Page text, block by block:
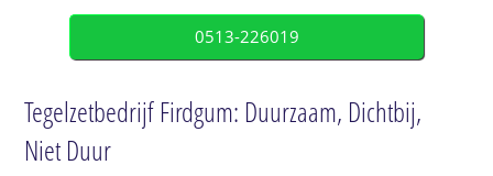
0513-226019
Tegelzetbedrijf Firdgum: Duurzaam, Dichtbij,
Niet Duur